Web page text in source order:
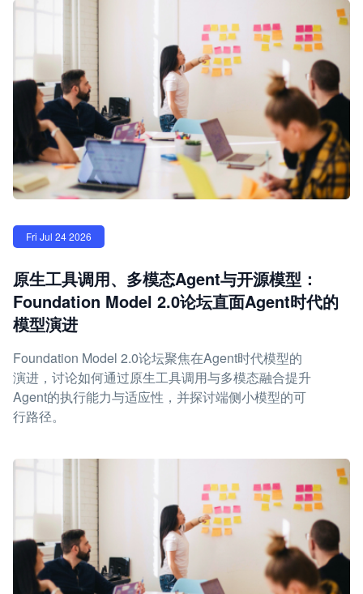
Fri Jul 24 2026
原生工具调用、多模态Agent与开源模型：
Foundation Model 2.0论坛直面Agent时代的
模型演进
Foundation Model 2.0论坛聚焦在Agent时代模型的
演进，讨论如何通过原生工具调用与多模态融合提升
Agent的执行能力与适应性，并探讨端侧小模型的可
行路径。